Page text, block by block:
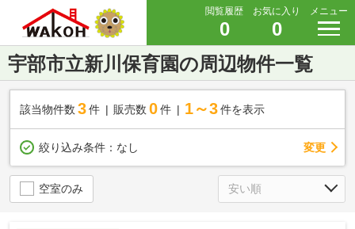
閲覧履歴
0
お気に入り
0
メニュー
宇部市立新川保育園の周辺物件一覧
該当物件数 3件 販売数 0 件 1～3 件を表示
絞り込み条件： なし 変更
空室のみ